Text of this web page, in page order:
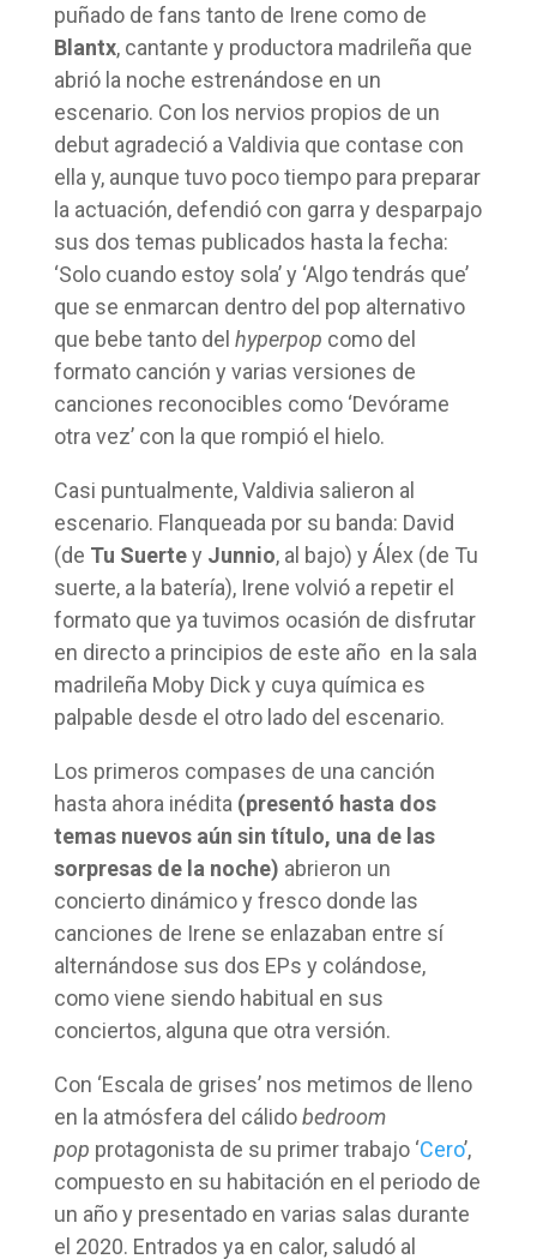
puñado de fans tanto de Irene como de
Blantx, cantante y productora madrileña que
abrió la noche estrenándose en un
escenario. Con los nervios propios de un
debut agradeció a Valdivia que contase con
ella y, aunque tuvo poco tiempo para preparar
la actuación, defendió con garra y desparpajo
sus dos temas publicados hasta la fecha:
‘Solo cuando estoy sola’ y ‘Algo tendrás que’
que se enmarcan dentro del pop alternativo
que bebe tanto del hyperpop como del
formato canción y varias versiones de
canciones reconocibles como ‘Devórame
otra vez’ con la que rompió el hielo.
Casi puntualmente, Valdivia salieron al
escenario. Flanqueada por su banda: David
(de Tu Suertey Junnio, al bajo) y Álex (de Tu
suerte, a la batería), Irene volvió a repetir el
formato que ya tuvimos ocasión de disfrutar
en directo a principios de este año en la sala
madrileña Moby Dick y cuya química es
palpable desde el otro lado del escenario.
Los primeros compases de una canción
hasta ahora inédita (presentó hasta dos
temas nuevos aún sin título, una de las
sorpresas de la noche) abrieron un
concierto dinámico y fresco donde las
canciones de Irene se enlazaban entre sí
alternándose sus dos EPs y colándose,
como viene siendo habitual en sus
conciertos, alguna que otra versión.
Con ‘Escala de grises’ nos metimos de lleno
en la atmósfera del cálidobedroom
pop protagonista de su primer trabajo ‘Cero’,
compuesto en su habitación en el periodo de
un año y presentado en varias salas durante
el 2020. Entrados ya en calor, saludó al